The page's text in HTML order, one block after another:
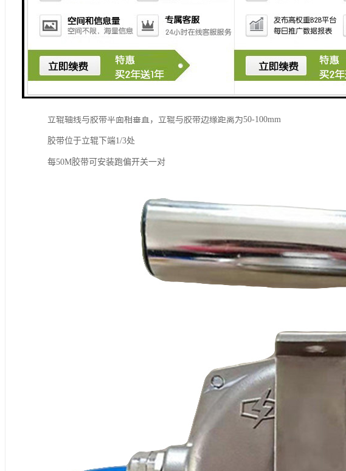
安装说明
将跑偏开关固定在支架上，然后hanjie在胶带机架上
立辊轴线与胶带平面相垂直，立辊与胶带边缘距离为50-100mm
胶带位于立辊下端1/3处
每50M胶带可安装跑偏开关一对